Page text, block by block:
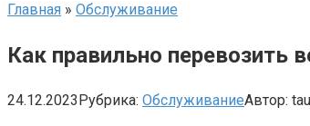
Главная » Обслуживание
Как правильно перевозить
24.12.2023Рубрика: ОбслуживаниеАвтор: